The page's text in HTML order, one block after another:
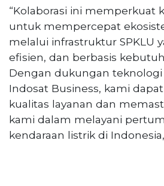
“Kolaborasi ini memperkuat
untuk mempercepat
melalui infrastruktur SPKLU
efisien, dan berbasis
Dengan dukungan
Indosat Business, kami
kualitas layanan dan
kami dalam melayani
kendaraan listrik di